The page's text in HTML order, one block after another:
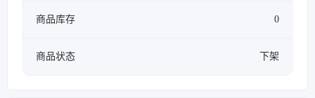
商品库存 0
商品状态 下架